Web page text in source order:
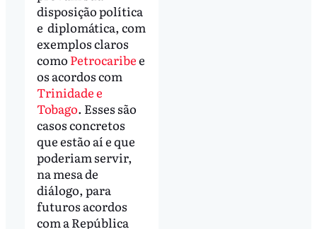
disposição política
e diplomática, com
exemplos claros
como Petrocaribee
os acordos com
Trinidade e
Tobago. Esses são
casos concretos
que estão aí e que
poderiam servir,
na mesa de
diálogo, para
futuros acordos
com a República